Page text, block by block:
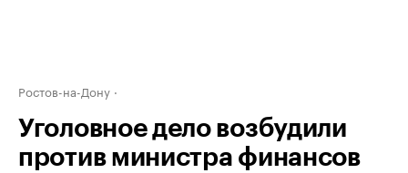
Ростов-на-Дону
Уголовное дело возбудили
против министра финансов